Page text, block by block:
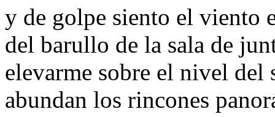
y de golpe siento el viento
del barullo de la sala de
elevarme sobre el nivel del
abundan los rincones